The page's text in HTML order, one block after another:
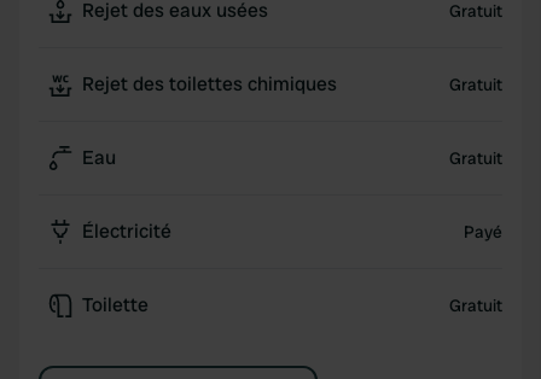
Rejet des eaux usées Gratuit
Rejet des toilettes chimiques Gratuit
Eau Gratuit
Électricité Payé
Toilette Gratuit